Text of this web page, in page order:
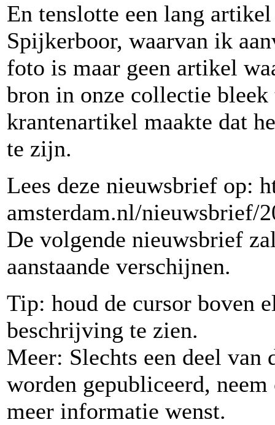
En tenslotte een lang
Spijkerboor, waarvan ik
foto is maar geen artikel
bron in onze collectie
krantenartikel maakte dat
te zijn.
Lees deze nieuwsbrief op:
amsterdam.nl/nieuwsbrief/
De volgende nieuwsbrief
aanstaande verschijnen.
Tip: houd de cursor boven
beschrijving te zien.
Meer: Slechts een deel
worden gepubliceerd,
meer informatie wenst.